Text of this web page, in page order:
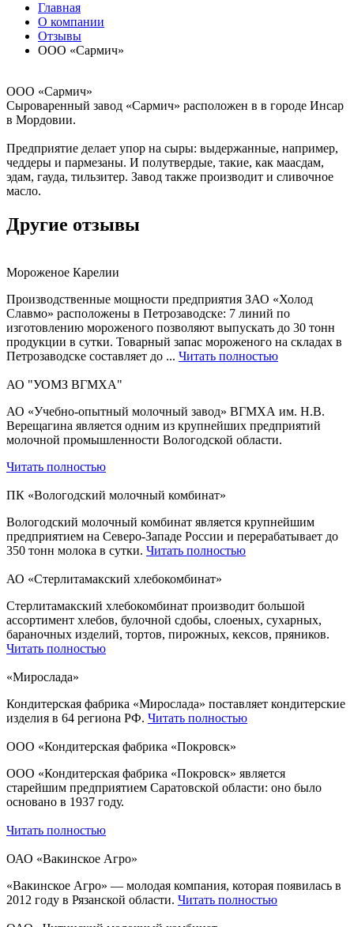
Главная
О компании
Отзывы
ООО «Сармич»
ООО «Сармич»
Сыроваренный завод «Сармич» расположен в в городе Инсар
в Мордовии.
Предприятие делает упор на сыры: выдержанные, например,
чеддеры и пармезаны. И полутвердые, такие, как маасдам,
эдам, гауда, тильзитер. Завод также производит и сливочное
масло.
Другие отзывы
Мороженое Карелии
Производственные мощности предприятия ЗАО «Холод
Славмо» расположены в Петрозаводске: 7 линий по
изготовлению мороженого позволяют выпускать до 30 тонн
продукции в сутки. Товарный запас мороженого на складах в
Петрозаводске составляет до ... Читать полностью
АО "УОМЗ ВГМХА"
АО «Учебно-опытный молочный завод» ВГМХА им. Н.В.
Верещагина является одним из крупнейших предприятий
молочной промышленности Вологодской области.
Читать полностью
ПК «Вологодский молочный комбинат»
Вологодский молочный комбинат является крупнейшим
предприятием на Северо-Западе России и перерабатывает до
350 тонн молока в сутки. Читать полностью
АО «Стерлитамакский хлебокомбинат»
Стерлитамакский хлебокомбинат производит большой
ассортимент хлебов, булочной сдобы, слоеных, сухарных,
бараночных изделий, тортов, пирожных, кексов, пряников.
Читать полностью
«Мирослада»
Кондитерская фабрика «Мирослада» поставляет кондитерские
изделия в 64 региона РФ. Читать полностью
ООО «Кондитерская фабрика «Покровск»
ООО «Кондитерская фабрика «Покровск» является
старейшим предприятием Саратовской области: оно было
основано в 1937 году.
Читать полностью
ОАО «Вакинское Агро»
«Вакинское Агро» — молодая компания, которая появилась в
2012 году в Рязанской области. Читать полностью